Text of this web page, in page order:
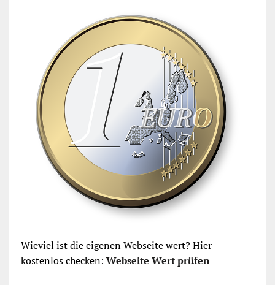
Wieviel ist die eigenen Webseite wert? Hier
kostenlos checken: Webseite Wert prüfen